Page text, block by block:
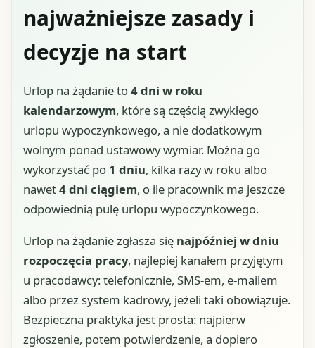
najważniejsze zasady i
decyzje na start
Urlop na żądanie to4 dni w roku
kalendarzowym, które są częścią zwykłego
urlopu wypoczynkowego, a nie dodatkowym
wolnym ponad ustawowy wymiar. Można go
wykorzystać po 1 dniu, kilka razy w roku albo
nawet4 dni ciągiem, o ile pracownik ma jeszcze
odpowiednią pulę urlopu wypoczynkowego.
Urlop na żądanie zgłasza się najpóźniej w dniu
rozpoczęcia pracy, najlepiej kanałem przyjętym
u pracodawcy: telefonicznie, SMS-em, e-mailem
albo przez system kadrowy, jeżeli taki obowiązuje.
Bezpieczna praktyka jest prosta: najpierw
zgłoszenie, potem potwierdzenie, a dopiero